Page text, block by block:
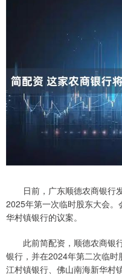
日前，广东顺德农商银行
2025年第一次临时股东大会
华村镇银行的议案。
此前简配资，顺德农商银
银行，并在2024年第二次临
江村镇银行、佛山南海新华村